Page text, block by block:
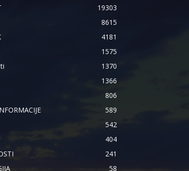
19303
8615
4181
1575
1370
1366
806
589
542
404
241
58